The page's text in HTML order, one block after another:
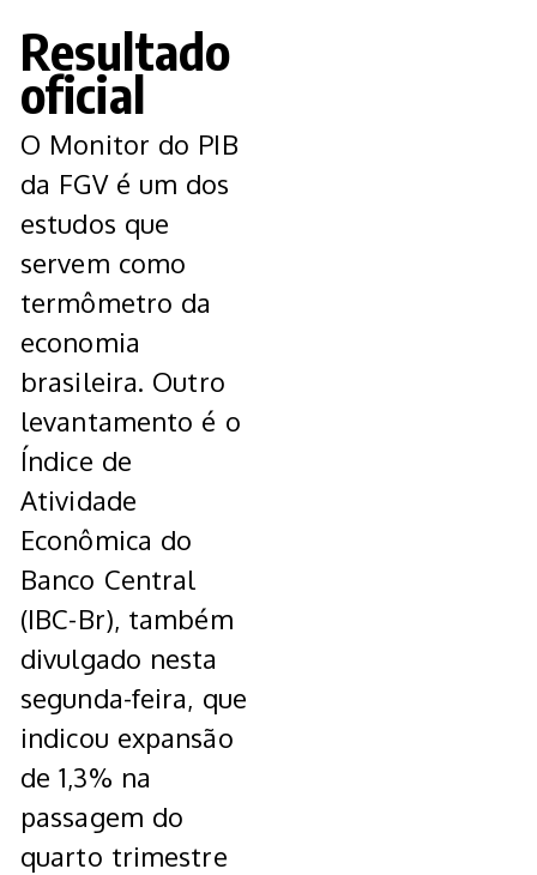
Resultado
oficial
O Monitor do PIB
da FGV é um dos
estudos que
servem como
termômetro da
economia
brasileira. Outro
levantamento é o
Índice de
Atividade
Econômica do
Banco Central
(IBC-Br), também
divulgado nesta
segunda-feira, que
indicou expansão
de 1,3% na
passagem do
quarto trimestre